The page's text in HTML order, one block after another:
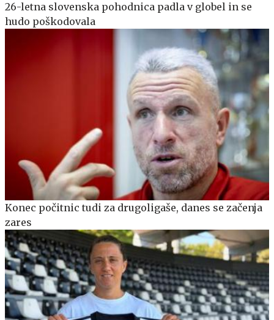
26-letna slovenska pohodnica padla v globel in se
hudo poškodovala
Konec počitnic tudi za drugoligaše, danes se začenja
zares